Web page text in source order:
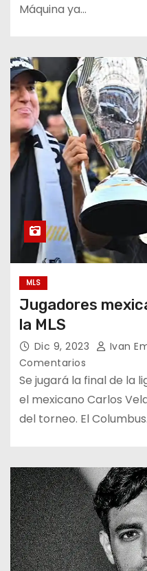
Máquina ya…
MLS
Jugadores
la MLS
Dic 9, 2023 Ivan
Comentarios
Se jugará la final de la
el mexicano Carlos
del torneo. El